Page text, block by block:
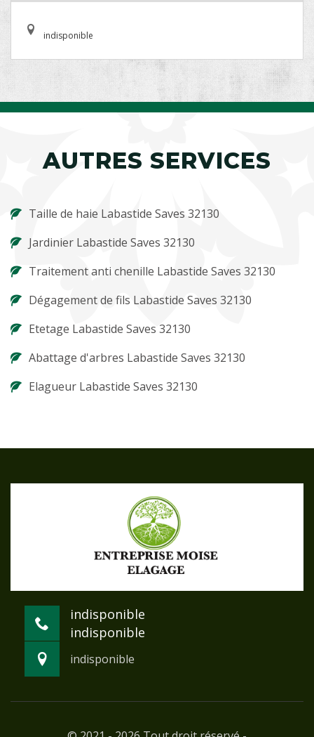
indisponible
AUTRES SERVICES
Taille de haie Labastide Saves 32130
Jardinier Labastide Saves 32130
Traitement anti chenille Labastide Saves 32130
Dégagement de fils Labastide Saves 32130
Etetage Labastide Saves 32130
Abattage d'arbres Labastide Saves 32130
Elagueur Labastide Saves 32130
indisponible
indisponible
indisponible